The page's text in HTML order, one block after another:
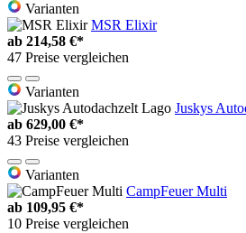
Varianten
MSR Elixir
ab 214,58 €*
47 Preise vergleichen
Varianten
Juskys
ab 629,00 €*
43 Preise vergleichen
Varianten
CampFeuer Multi
ab 109,95 €*
10 Preise vergleichen